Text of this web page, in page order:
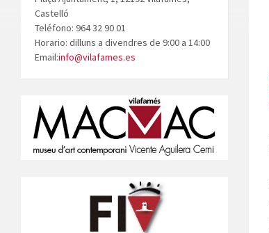
Castelló
Teléfono: 964 32 90 01
Horario: dilluns a divendres de 9:00 a 14:00
Email:info@vilafames.es